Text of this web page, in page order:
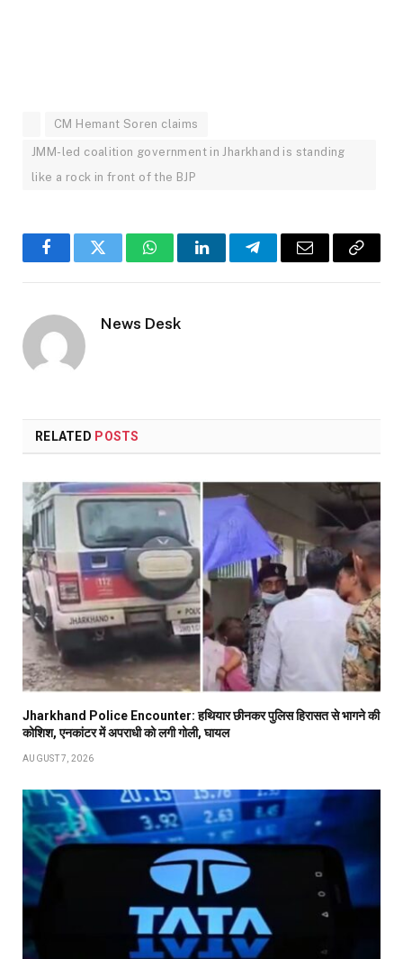
CM Hemant Soren claims
JMM-led coalition government in Jharkhand is standing
like a rock in front of the BJP
FacebookTwitter WhatsAppLinkedInTelegramEmail
Copy
News Desk
RELATED POSTS
Jharkhand Police Encounter: हथियार छीनकर पुलिस हिरासत से भागने की
कोशिश, एनकांटर में अपराधी को लगी गोली, घायल
AUGUST 7, 2026